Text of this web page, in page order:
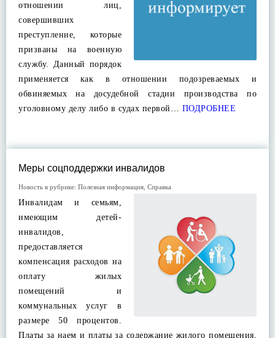
отношении лиц,
совершивших
преступление, которые
призваны на военную
службу. Данный порядок
применяется как в отношении подозреваемых и
обвиняемых на досудебной стадии производства по
уголовному делу либо в судах первой… ПОДРОБНЕЕ
Меры соцподдержки инвалидов
Новость в рубрике: Полезная информация Справка
Инвалидам и семьям,
имеющим детей-
инвалидов,
предоставляется
компенсация расходов на
оплату жилых
помещений и
коммунальных услуг в
размере 50 процентов.
Платы за наем и платы за содержание жилого помещения,